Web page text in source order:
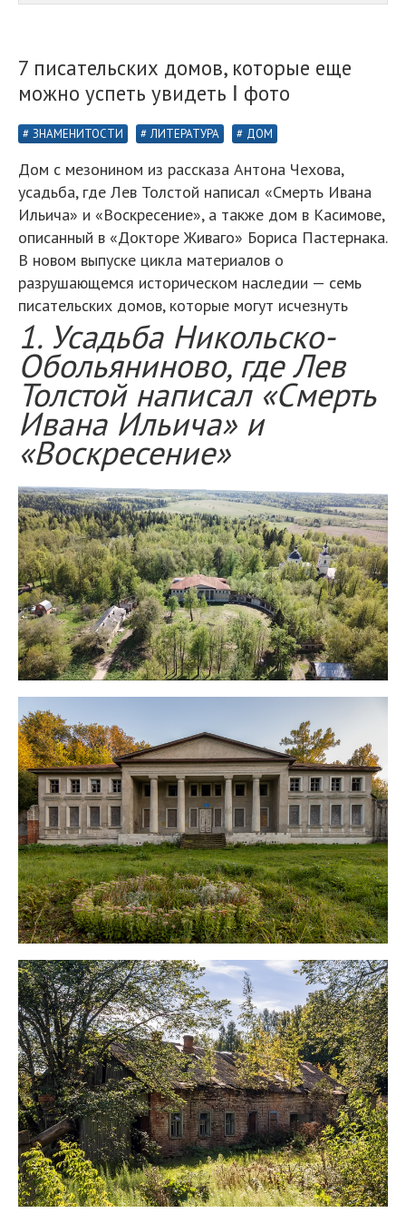
7 писательских домов, которые еще
можно успеть увидеть Ⅰ фото
ЗНАМЕНИТОСТИ ЛИТЕРАТУРА ДОМ
Дом с мезонином из рассказа Антона Чехова,
усадьба, где Лев Толстой написал «Смерть Ивана
Ильича» и «Воскресение», а также дом в Касимове,
описанный в «Докторе Живаго» Бориса Пастернака.
В новом выпуске цикла материалов о
разрушающемся историческом наследии — семь
писательских домов, которые могут исчезнуть
1. Усадьба Никольско-
Обольяниново, где Лев
Толстой написал «Смерть
Ивана Ильича» и
«Воскресение»